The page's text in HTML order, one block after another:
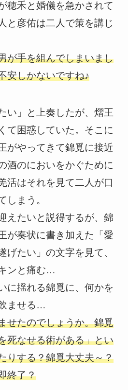
穂禾と婚儀を急かされて
と彦佑は二人で策を講じ
が手を組んでしまいまし
安しかないですね♪
い」と上奏したが、熠王
て困惑していた。そこに
がやってきて錦覓に接近
酒のにおいをかぐために
活はそれを見て二人が口
しまう。
えたいと説得するが、錦
が奏状に書き加えた「愛
げたい」の文字を見て、
ンと痛む…
に揺れる錦覓に、何かを
ませる…
せたのでしょうか。錦覓
死なせる術がある」とい
りする？錦覓大丈夫～？
終了？